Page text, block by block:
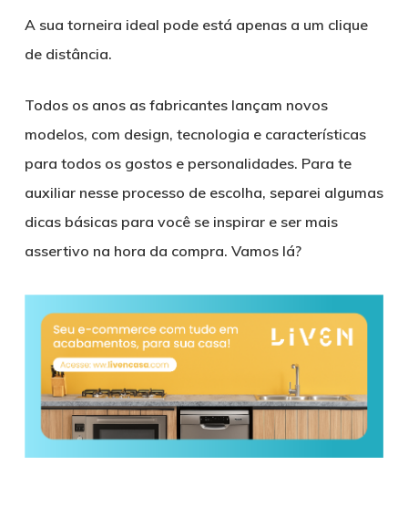
A sua torneira ideal pode está apenas a um clique
de distância.
Todos os anos as fabricantes lançam novos
modelos, com design, tecnologia e características
para todos os gostos e personalidades. Para te
auxiliar nesse processo de escolha, separei algumas
dicas básicas para você se inspirar e ser mais
assertivo na hora da compra. Vamos lá?